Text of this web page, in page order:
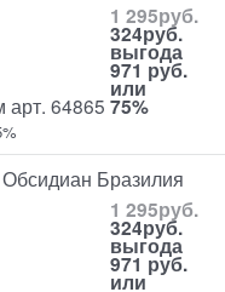
арт. 64865
1 295руб.
324руб.
выгода
971 руб.
или
75%
Бразилия
1 295руб.
324руб.
выгода
971 руб.
или